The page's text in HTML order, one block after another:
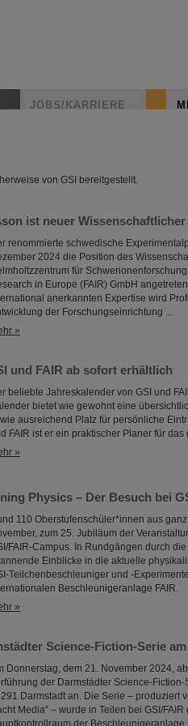
JOBS/KARRIERE
von GSI bereitgestellt.
ist neuer
renommierte schwedische
2024 die Position des
für
in Europe (FAIR) GmbH
anerkannten Expertise wird
der Forschungseinrichtung ...
»
und FAIR ab sofort erhältlich
beliebte Jahreskalender von GSI und
bietet wie gewohnt eine
ausreichend Platz für persönliche
FAIR ist er ein praktischer Planer für das
»
Physics – Der Besuch bei
110 Oberstufenschüler*innen aus
zum 25. Jubiläum der
FAIR-Campus. In Rundgängen durch
Einblicke in die aktuelle
Teilchenbeschleuniger und -
Beschleunigeranlage FAIR.
»
Science-Fiction-Serie am
Donnerstag, dem 21. November 2024,
der Darmstädter Science-
Darmstadt an. Die Serie – produziert
Media“ – wurde in Teilen bei GSI/